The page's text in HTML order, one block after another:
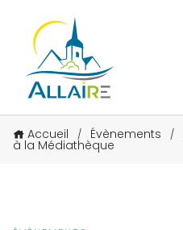
Accueil / Évènements /
à la Médiathèque